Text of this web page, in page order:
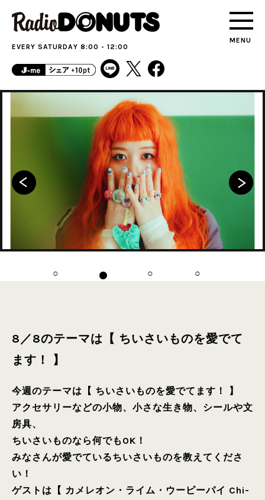
MENU
EVERY SATURDAY 8:00 - 12:00
8／8のテーマは【 ちいさいものを愛でて
ます！ 】
今週のテーマは【 ちいさいものを愛でてます！ 】
アクセサリーなどの小物、小さな生き物、シールや文
房具、
ちいさいものなら何でもOK！
みなさんが愛でているちいさいものを教えてくださ
い！
ゲストは【 カメレオン・ライム・ウーピーパイ Chi-